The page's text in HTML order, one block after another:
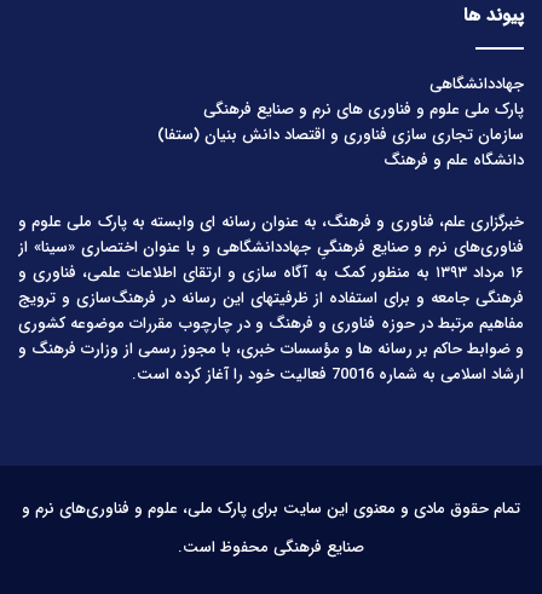
پیوند ها
جهاددانشگاهی
پارک ملی علوم و فناوری های نرم و صنایع فرهنگی
سازمان تجاری سازی فناوری و اقتصاد دانش بنیان (ستفا)
دانشگاه علم و فرهنگ
خبرگزاری علم، فناوری و فرهنگ، به عنوان رسانه ای وابسته به پارک ملی علوم و
فناوری‌های نرم و صنایع فرهنگیِ جهاددانشگاهی و با عنوان اختصاری «سینا» از
۱۶ مرداد ۱۳۹۳ به منظور کمک به آگاه سازی و ارتقای اطلاعات علمی، فناوری و
فرهنگی جامعه و برای استفاده از ظرفیتهای این رسانه در فرهنگ‌سازی و ترویج
مفاهیم مرتبط در حوزه فناوری و فرهنگ و در چارچوب مقررات موضوعه کشوری
و ضوابط حاکم بر رسانه ها و مؤسسات خبری، با مجوز رسمی از وزارت فرهنگ و
ارشاد اسلامی به شماره 70016 فعالیت خود را آغاز کرده است.
تمام حقوق مادی و معنوی این سایت برای پارک ملی، علوم و فناوری‌های نرم و
صنایع فرهنگی محفوظ است.